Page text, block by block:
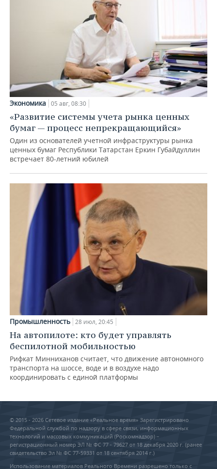
Экономика 05 авг, 08:30
«Развитие системы учета рынка ценных
бумаг — процесс непрекращающийся»
Один из основателей учетной инфраструктуры рынка
ценных бумаг Республики Татарстан Еркин Губайдуллин
встречает 80-летний юбилей
Промышленность 28 июл, 20:45
На автопилоте: кто будет управлять
беспилотной мобильностью
Рифкат Минниханов считает, что движение автономного
транспорта на шоссе, воде и в воздухе надо
координировать с единой платформы
© 2015 - 2026 Сетевое издание «Реальное время» Зарегистрировано
Федеральной службой по надзору в сфере связи, информационных
технологий и массовых коммуникаций (Роскомнадзор) –
регистрационный номер ЭЛ № ФС 77 - 79627 от 18 декабря 2020 г. (ранее
свидетельство Эл № ФС 77-59331 от 18 сентября 2014 г.)
Использование материалов Реального Времени разрешено только с